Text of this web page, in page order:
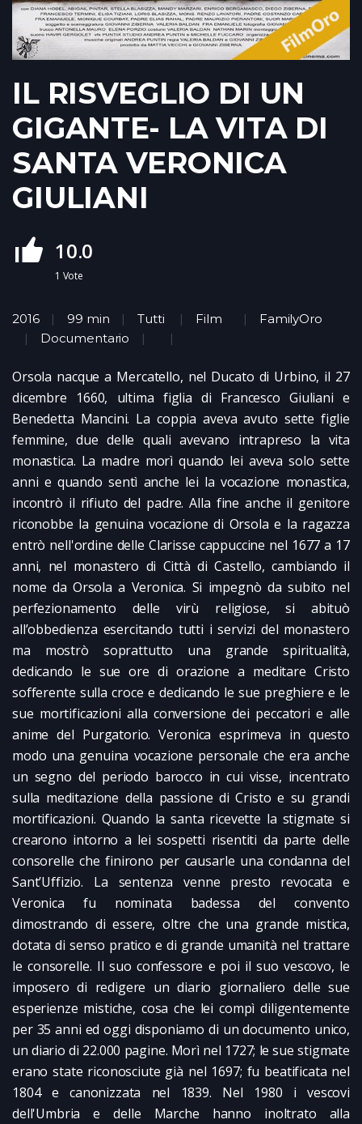
IL RISVEGLIO DI UN
GIGANTE- LA VITA DI
SANTA VERONICA
GIULIANI
10.0
1 Vote
2016 99 min Tutti Film
FamilyOro
Documentario
Orsola nacque a Mercatello, nel Ducato di Urbino, il 27
dicembre 1660, ultima figlia di Francesco Giuliani e
Benedetta Mancini. La coppia aveva avuto sette figlie
femmine, due delle quali avevano intrapreso la vita
monastica. La madre morì quando lei aveva solo sette
anni e quando sentì anche lei la vocazione monastica,
incontrò il rifiuto del padre. Alla fine anche il genitore
riconobbe la genuina vocazione di Orsola e la ragazza
entrò nell'ordine delle Clarisse cappuccine nel 1677 a 17
anni, nel monastero di Città di Castello, cambiando il
nome da Orsola a Veronica. Si impegnò da subito nel
perfezionamento delle virù religiose, si abituò
all’obbedienza esercitando tutti i servizi del monastero
ma mostrò soprattutto una grande spiritualità,
dedicando le sue ore di orazione a meditare Cristo
sofferente sulla croce e dedicando le sue preghiere e le
sue mortificazioni alla conversione dei peccatori e alle
anime del Purgatorio. Veronica esprimeva in questo
modo una genuina vocazione personale che era anche
un segno del periodo barocco in cui visse, incentrato
sulla meditazione della passione di Cristo e su grandi
mortificazioni. Quando la santa ricevette la stigmate si
crearono intorno a lei sospetti risentiti da parte delle
consorelle che finirono per causarle una condanna del
Sant’Uffizio. La sentenza venne presto revocata e
Veronica fu nominata badessa del convento
dimostrando di essere, oltre che una grande mistica,
dotata di senso pratico e di grande umanità nel trattare
le consorelle. Il suo confessore e poi il suo vescovo, le
imposero di redigere un diario giornaliero delle sue
esperienze mistiche, cosa che lei compì diligentemente
per 35 anni ed oggi disponiamo di un documento unico,
un diario di 22.000 pagine. Morì nel 1727; le sue stigmate
erano state riconosciute già nel 1697; fu beatificata nel
1804 e canonizzata nel 1839. Nel 1980 i vescovi
dell'Umbria e delle Marche hanno inoltrato alla